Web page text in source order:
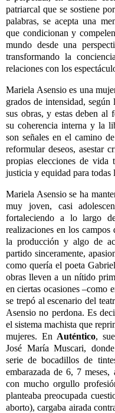
patriarcal que se sostiene
palabras, se acepta una
que condicionan y
mundo desde una
transformando la
relaciones con los espectá
Mariela Asensio es una
grados de intensidad, según
sus obras, y estas deben al
su coherencia interna y la
sonseñales en el camino
reformular deseos, asestar cr
propias elecciones de vida
justicia y equidad para todas
Mariela Asensio se ha
muy joven, casi
fortaleciendo a lo largo
realizaciones en los campos
la producción y algo de
partido sinceramente,
como quería el poeta
obras lleven a un nítido
en ciertas ocasiones–como
se trepó al escenario del
Asensio no perdona. Es
el sistema machista que
mujeres. En Auténtico,
José María Muscari,
serie de bocadillos de
embarazada de 6, 7
con mucho orgullo profesió
planteaba preocupada
aborto), cargaba airada